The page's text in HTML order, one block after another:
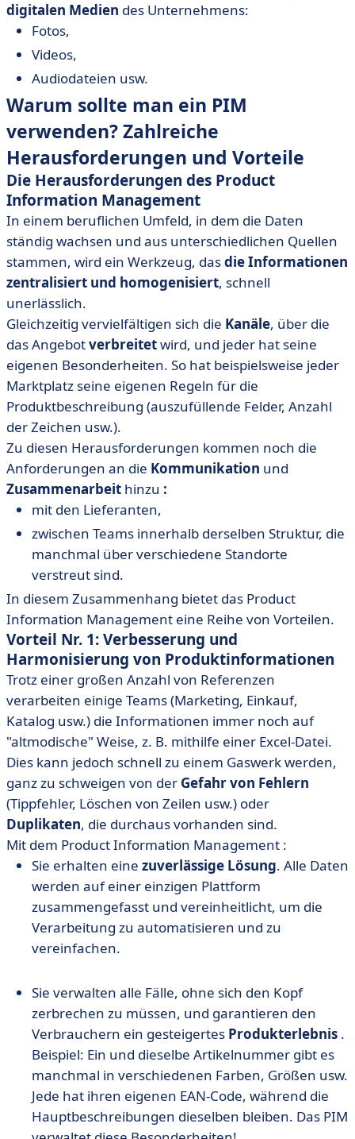
digitalen Medien des Unternehmens:
Fotos,
Videos,
Audiodateien usw.
Warum sollte man ein PIM
verwenden? Zahlreiche
Herausforderungen und Vorteile
Die Herausforderungen des Product
Information Management
In einem beruflichen Umfeld, in dem die Daten
ständig wachsen und aus unterschiedlichen Quellen
stammen, wird ein Werkzeug, dasdie Informationen
zentralisiert und homogenisiert, schnell
unerlässlich.
Gleichzeitig vervielfältigen sich die Kanäle, über die
das Angebotverbreitetwird, und jeder hat seine
eigenen Besonderheiten. So hat beispielsweise jeder
Marktplatz seine eigenen Regeln für die
Produktbeschreibung (auszufüllende Felder, Anzahl
der Zeichen usw.).
Zu diesen Herausforderungen kommen noch die
Anforderungen an die Kommunikation und
Zusammenarbeit hinzu :
mit den Lieferanten,
zwischen Teams innerhalb derselben Struktur, die
manchmal über verschiedene Standorte
verstreut sind.
In diesem Zusammenhang bietet das Product
Information Management eine Reihe von Vorteilen.
Vorteil Nr. 1: Verbesserung und
Harmonisierung von Produktinformationen
Trotz einer großen Anzahl von Referenzen
verarbeiten einige Teams (Marketing, Einkauf,
Katalog usw.) die Informationen immer noch auf
"altmodische" Weise, z. B. mithilfe einer Excel-Datei.
Dies kann jedoch schnell zu einem Gaswerk werden,
ganz zu schweigen von der Gefahr von Fehlern
(Tippfehler, Löschen von Zeilen usw.) oder
Duplikaten, die durchaus vorhanden sind.
Mit dem Product Information Management :
Sie erhalten eine zuverlässige Lösung. Alle Daten
werden auf einer einzigen Plattform
zusammengefasst und vereinheitlicht, um die
Verarbeitung zu automatisieren und zu
vereinfachen.
Sie verwalten alle Fälle, ohne sich den Kopf
zerbrechen zu müssen, und garantieren den
Verbrauchern ein gesteigertes Produkterlebnis .
Beispiel: Ein und dieselbe Artikelnummer gibt es
manchmal in verschiedenen Farben, Größen usw.
Jede hat ihren eigenen EAN-Code, während die
Hauptbeschreibungen dieselben bleiben. Das PIM